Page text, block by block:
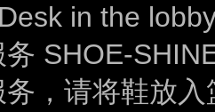
in the
务 SHOE-
务，请将鞋放